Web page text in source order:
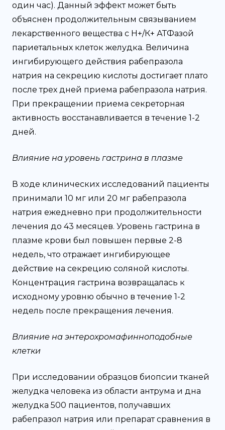
один час). Данный эффект может быть
объяснен продолжительным связыванием
лекарственного вещества с Н+/К+ АТФазой
париетальных клеток желудка. Величина
ингибирующего действия рабепразола
натрия на секрецию кислоты достигает плато
после трех дней приема рабепразола натрия.
При прекращении приема секреторная
активность восстанавливается в течение 1-2
дней.
Влияние на уровень гастрина в плазме
В ходе клинических исследований пациенты
принимали 10 мг или 20 мг рабепразола
натрия ежедневно при продолжительности
лечения до 43 месяцев. Уровень гастрина в
плазме крови был повышен первые 2-8
недель, что отражает ингибирующее
действие на секрецию соляной кислоты.
Концентрация гастрина возвращалась к
исходному уровню обычно в течение 1-2
недель после прекращения лечения.
Влияние на энтерохромафинноподобные
клетки
При исследовании образцов биопсии тканей
желудка человека из области антрума и дна
желудка 500 пациентов, получавших
рабепразол натрия или препарат сравнения в